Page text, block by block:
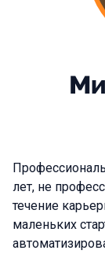
лет, не
течение
маленьких